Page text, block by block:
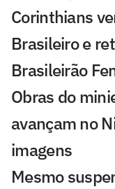
Corinthians
Brasileiro e
Brasileirão
Obras do
avançam no
imagens
Mesmo